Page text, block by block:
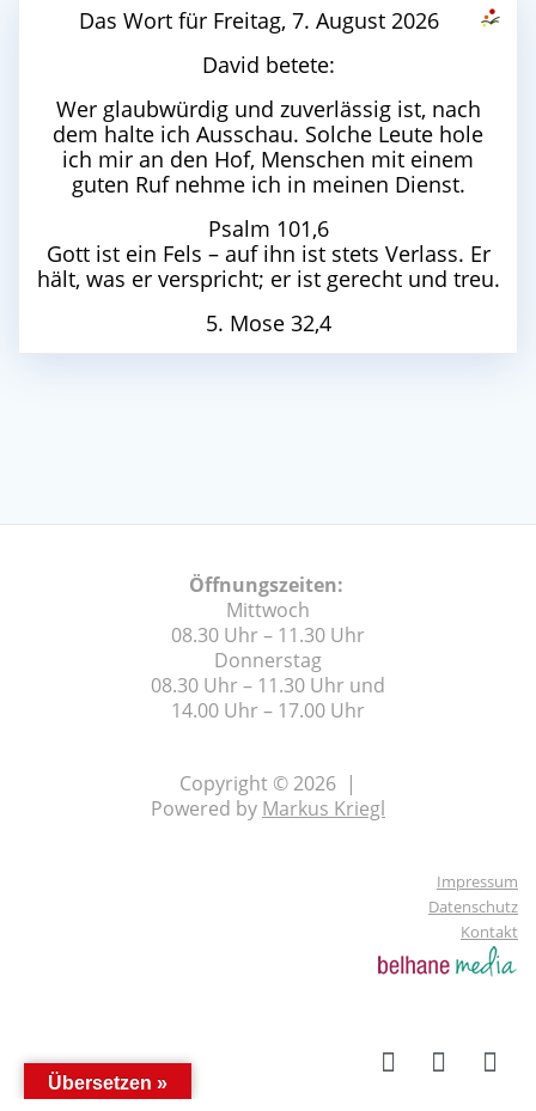
Das Wort für Freitag, 7. August 2026
David betete:
Wer glaubwürdig und zuverlässig ist, nach
dem halte ich Ausschau. Solche Leute hole
ich mir an den Hof, Menschen mit einem
guten Ruf nehme ich in meinen Dienst.
Psalm 101,6
Gott ist ein Fels – auf ihn ist stets Verlass. Er
hält, was er verspricht; er ist gerecht und treu.
5. Mose 32,4
Öffnungszeiten:
Mittwoch
08.30 Uhr – 11.30 Uhr
Donnerstag
08.30 Uhr – 11.30 Uhr und
14.00 Uhr – 17.00 Uhr
Copyright © 2026 |
Powered by Markus Kriegl
Impressum
Datenschutz
Kontakt
Übersetzen »